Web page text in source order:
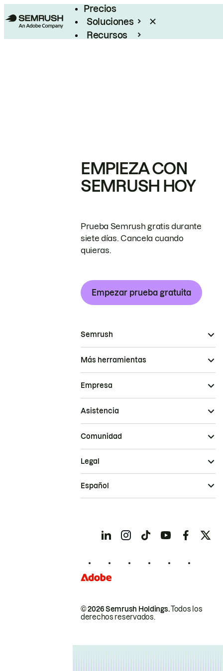
Precios
Soluciones
Recursos
EMPIEZA CON
SEMRUSH HOY
Prueba Semrush gratis durante
siete días. Cancela cuando
quieras.
Empezar prueba gratuita
Semrush
Más herramientas
Empresa
Asistencia
Comunidad
© 2026 Semrush Holdings.Todos los
derechos reservados.
Legal
Español